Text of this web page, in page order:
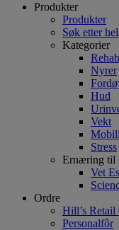
Produkter
Produkter
Søk etter
Kategorier
Nyrer
Hud
Vekt
Stress
Ernæring til
Vet
Ordre
Hill’s Retail
Personalfôr